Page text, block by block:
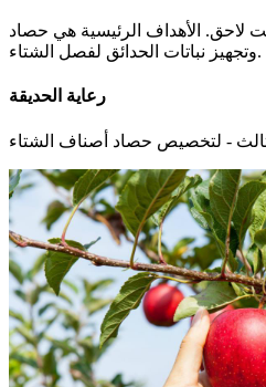
لاحق. الأهداف الرئيسية هي حصاد
وتجهيز نباتات الحدائق لفصل الشتاء.
رعاية الحديقة